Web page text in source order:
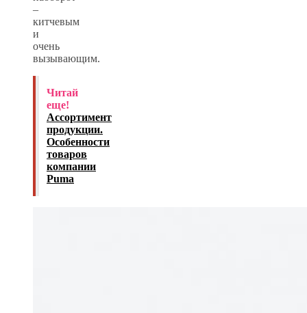
–
китчевым
и
очень
вызывающим.
Читай
еще!
Ассортимент
продукции.
Особенности
товаров
компании
Puma